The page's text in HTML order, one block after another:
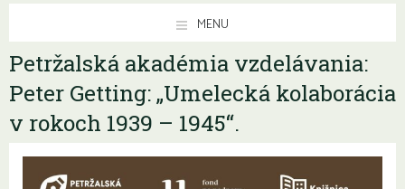
MENU
Petržalská akadémia vzdelávania:
Peter Getting: „Umelecká kolaborácia
v rokoch 1939 – 1945“.